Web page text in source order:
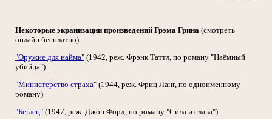
Некоторые экранизации произведений Грэма Грина (смотреть
онлайн бесплатно):
"Оружие для найма" (1942, реж. Фрэнк Таттл, по роману "Наёмный
убийца")
"Министерство страха" (1944, реж. Фриц Ланг, по одноименному
роману)
"Беглец" (1947, реж. Джон Форд, по роману "Сила и слава")